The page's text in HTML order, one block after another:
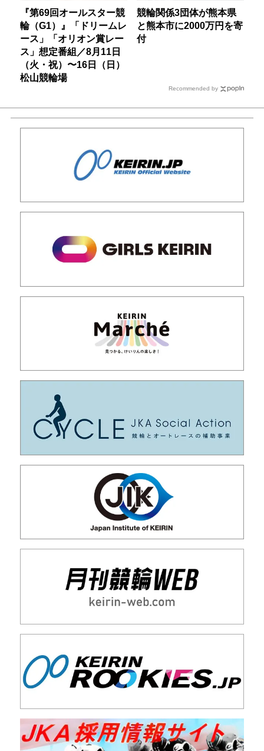
『第69回オールスター競
輪（G1）』「ドリームレ
ース」「オリオン賞レー
ス」想定番組／8月11日
（火・祝）〜16日（日）
松山競輪場
競輪関係3団体が熊本県
と熊本市に2000万円を寄
付
Recommended by